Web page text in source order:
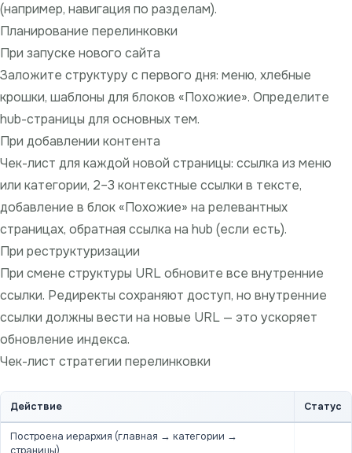
(например, навигация по разделам).
Планирование перелинковки
При запуске нового сайта
Заложите структуру с первого дня: меню, хлебные
крошки, шаблоны для блоков «Похожие». Определите
hub-страницы для основных тем.
При добавлении контента
Чек-лист для каждой новой страницы: ссылка из меню
или категории, 2–3 контекстные ссылки в тексте,
добавление в блок «Похожие» на релевантных
страницах, обратная ссылка на hub (если есть).
При реструктуризации
При смене структуры URL обновите все внутренние
ссылки. Редиректы сохраняют доступ, но внутренние
ссылки должны вести на новые URL — это ускоряет
обновление индекса.
Чек-лист стратегии перелинковки
Действие Статус
Построена иерархия (главная → категории →
страницы)